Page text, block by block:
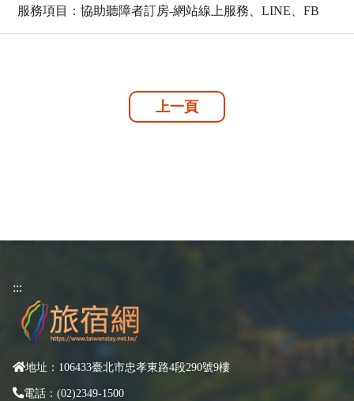
服務項目：協助聽障者訂房-網站線上服務、LINE、FB
上一頁
:::
地址：106433臺北市忠孝東路4段290號9樓
電話：(02)2349-1500